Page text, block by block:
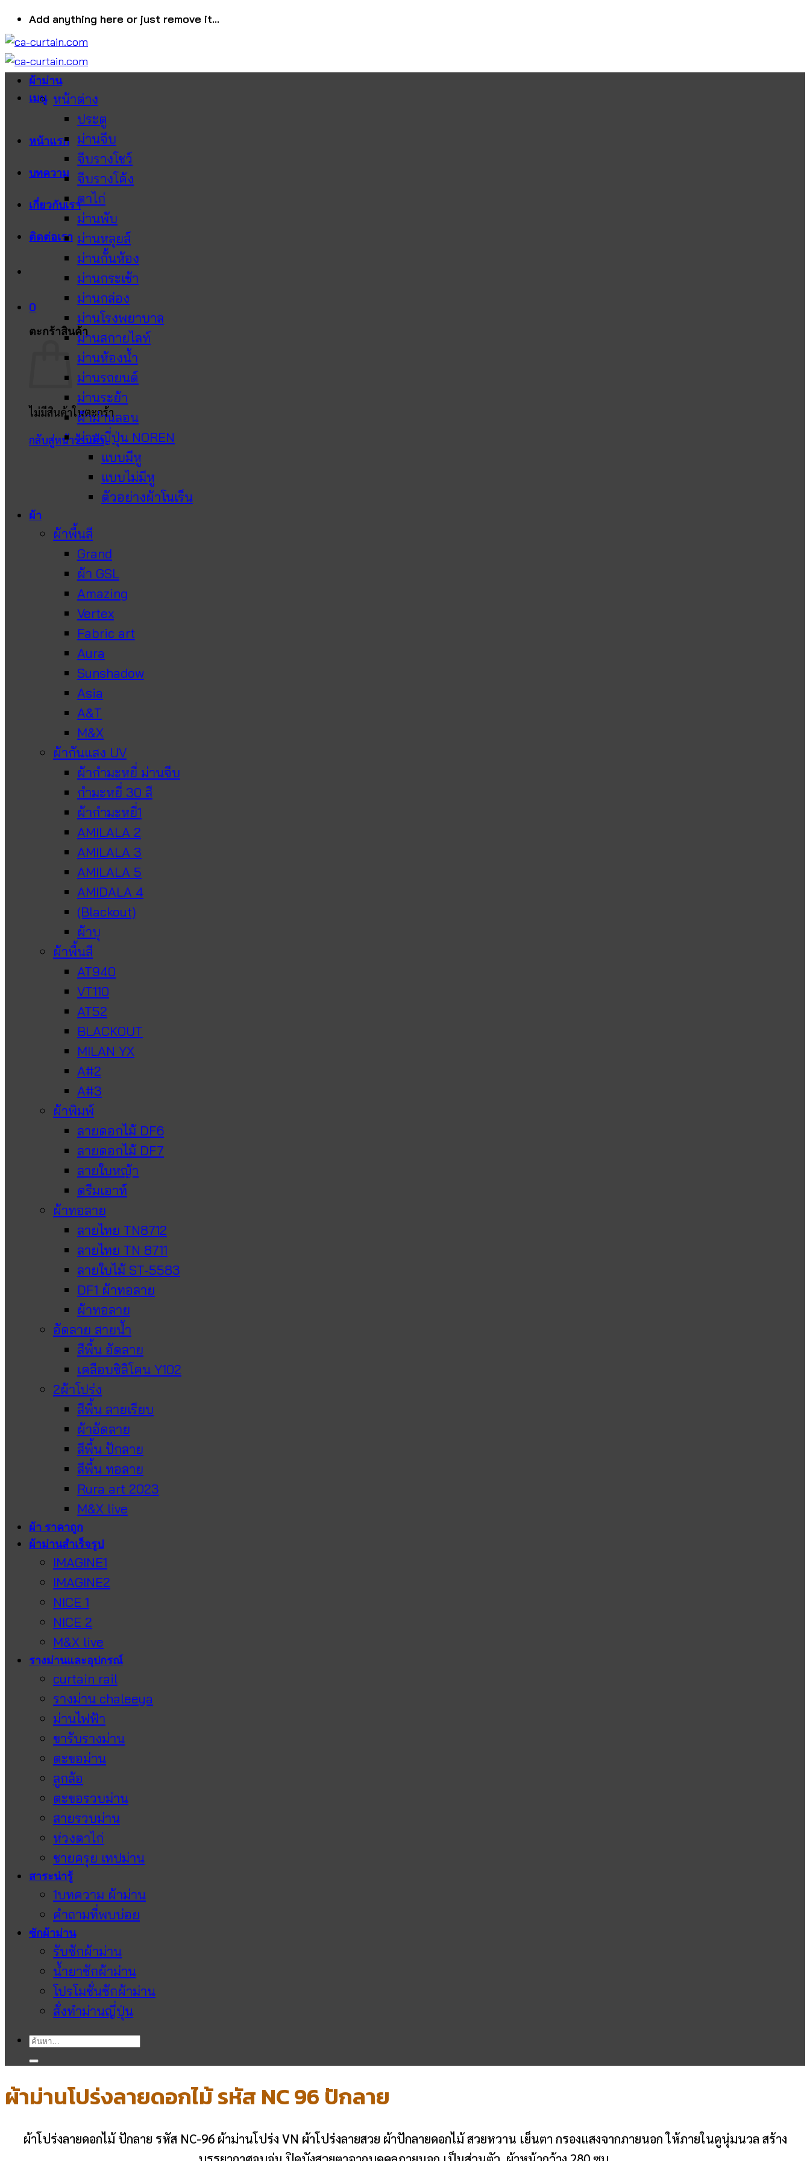
ข้าม
ไป
ยัง
เนื้อหา
Add anything here or just remove it...
เมนู
หน้าแรก
บทความ
เกี่ยวกับเรา
ติดต่อเรา
0
ตะกร้าสินค้า
ไม่มีสินค้าในตะกร้า
กลับสู่หน้าร้านค้า
ผ้าม่าน
หน้าต่าง
ประตู
ม่านจีบ
จีบรางโชว์
จีบรางโค้ง
ตาไก่
ม่านพับ
ม่านหลุยส์
ม่านกั้นห้อง
ม่านกระเช้า
ม่านกล่อง
ม่านโรงพยาบาล
ม่านสกายไลท์
ม่านห้องน้ำ
ม่านรถยนต์
ม่านระย้า
ผ้าม่านลอน
ม่านญี่ปุ่น NOREN
แบบมีหู
แบบไม่มีหู
ตัวอย่างผ้าโนเร็น
ผ้า
ผ้าพื้นสี
Grand
ผ้า GSL
Amazing
Vertex
Fabric art
Aura
Sunshadow
Asia
A&T
M&X
ผ้ากันแสง UV
ผ้ากำมะหยี่ ม่านจีบ
กำมะหยี่ 30 สี
ผ้ากำมะหยี่1
AMILALA 2
AMILALA 3
AMILALA 5
AMIDALA 4
(Blackout)
ผ้าบุ
ผ้าพื้นสี
AT940
VT110
AT52
BLACKOUT
MILAN YX
A#2
A#3
ผ้าพิมพ์
ลายดอกไม้ DF6
ลายดอกไม้ DF7
ลายใบหญ้า
ดรีมเอาท์
ผ้าทอลาย
ลายไทย TN8712
ลายไทย TN 8711
ลายใบไม้ ST-5583
DF1 ผ้าทอลาย
ผ้าทอลาย
อัดลาย สายน้ำ
สีพื้น อัดลาย
เคลือบซิลิโคน Y102
2ผ้าโปร่ง
สีพื้น ลายเรียบ
ผ้าอัดลาย
สีพื้น ปักลาย
สีพื้น ทอลาย
Rura art 2023
M&X live
ผ้า ราคาถูก
ผ้าม่านสำเร็จรูป
IMAGINE1
IMAGINE2
NICE 1
NICE 2
M&X live
รางม่านและอุปกรณ์
curtain rail
รางม่าน chaleeya
ม่านไฟฟ้า
ขารับรางม่าน
ตะขอม่าน
ลูกล้อ
ตะขอรวบม่าน
สายรวบม่าน
ห่วงตาไก่
ชายครุย เทปม่าน
สาระน่ารู้
1บทความ ผ้าม่าน
คำถามที่พบบ่อย
ซักผ้าม่าน
รับซักผ้าม่าน
น้ำยาซักผ้าม่าน
โปรโมชั่นซักผ้าม่าน
สั่งทำม่านญี่ปุ่น
ค้นหา:
ผ้าม่านโปร่งลายดอกไม้ รหัส NC 96 ปักลาย
ผ้าโปร่งลายดอกไม้ ปักลาย รหัส NC-96 ผ้าม่านโปร่ง VN ผ้าโปร่งลายสวย ผ้าปักลายดอกไม้ สวยหวาน เย็นตา กรองแสงจากภายนอก ให้ภายในดูนุ่มนวล สร้าง